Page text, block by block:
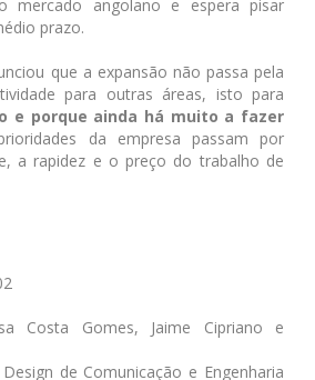
mercado angolano e espera pisar
prazo.
que a expansão não passa pela
para outras áreas, isto para
e porque ainda há muito a fazer
da empresa passam por
a rapidez e o preço do trabalho de
Costa Gomes, Jaime Cipriano e
Design de Comunicação e Engenharia